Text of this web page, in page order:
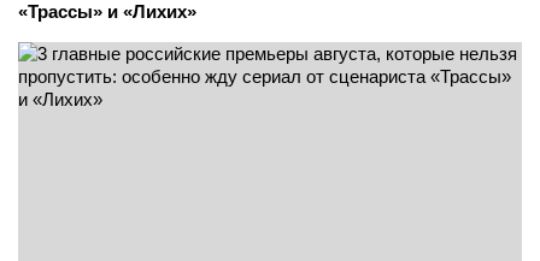
«Трассы» и «Лихих»